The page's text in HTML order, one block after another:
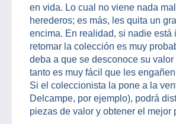
en vida. Lo cual no viene nada
herederos; es más, les quita un
encima. En realidad, si nadie está
retomar la colección es muy
deba a que se desconoce su
tanto es muy fácil que les
Si el coleccionista la pone a la
Delcampe, por ejemplo), podrá
piezas de valor y obtener el mejor